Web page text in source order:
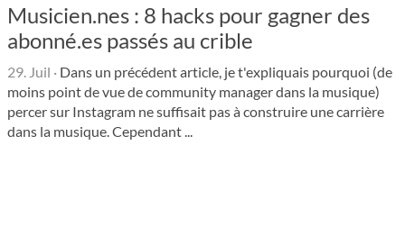
Musicien.nes : 8 hacks pour gagner des
abonné.es passés au crible
29. Juil · Dans un précédent article, je t'expliquais pourquoi (de
moins point de vue de community manager dans la musique)
percer sur Instagram ne suffisait pas à construire une carrière
dans la musique. Cependant ...